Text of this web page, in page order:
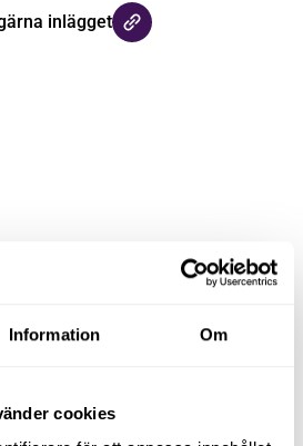
Information Om
cookies
inlägget
med våra
och håll dig uppdaterad